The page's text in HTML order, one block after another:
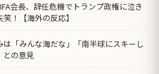
会長、辞任危機でトランプ政権に泣き
！【海外の反応】
「みんな海だな」「南半球にスキーし
との意見